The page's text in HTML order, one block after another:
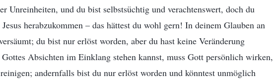
Unreinheiten, und du bist selbstsüchtig und verachtenswert, doch du
herabzukommen – das hättest du wohl gern! In deinem Glauben an
du bist nur erlöst worden, aber du hast keine Veränderung
Absichten im Einklang stehen kannst, muss Gott persönlich wirken,
andernfalls bist du nur erlöst worden und könntest unmöglich